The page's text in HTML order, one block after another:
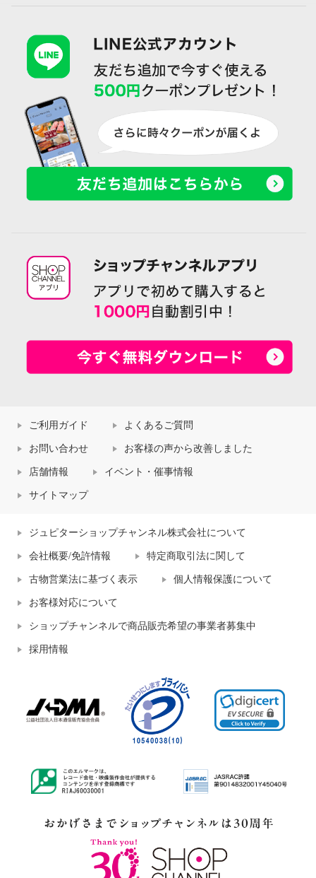
ご利用ガイド よくあるご質問
お問い合わせ お客様の声から改善しました
店舗情報 イベント・催事情報
サイトマップ
ジュピターショップチャンネル株式会社について
会社概要/免許情報 特定商取引法に関して
古物営業法に基づく表示 個人情報保護について
お客様対応について
ショップチャンネルで商品販売希望の事業者募集中
採用情報